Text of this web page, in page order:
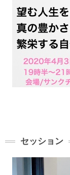
セッション